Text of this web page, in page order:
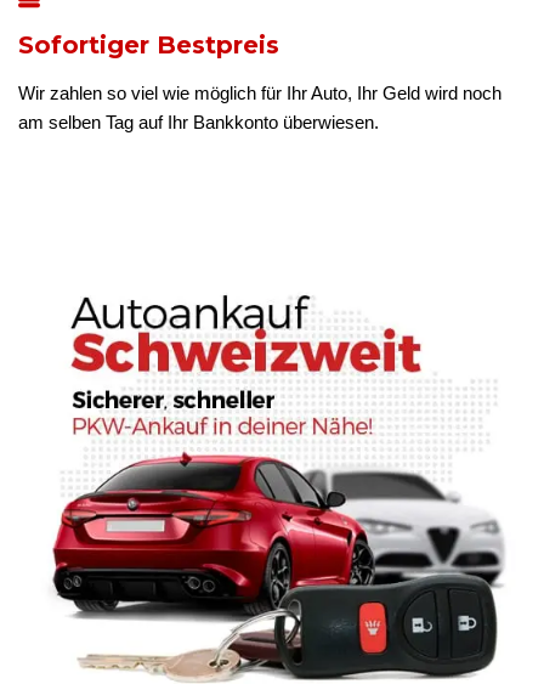
Sofortiger Bestpreis
Wir zahlen so viel wie möglich für Ihr Auto, Ihr Geld wird noch
am selben Tag auf Ihr Bankkonto überwiesen.